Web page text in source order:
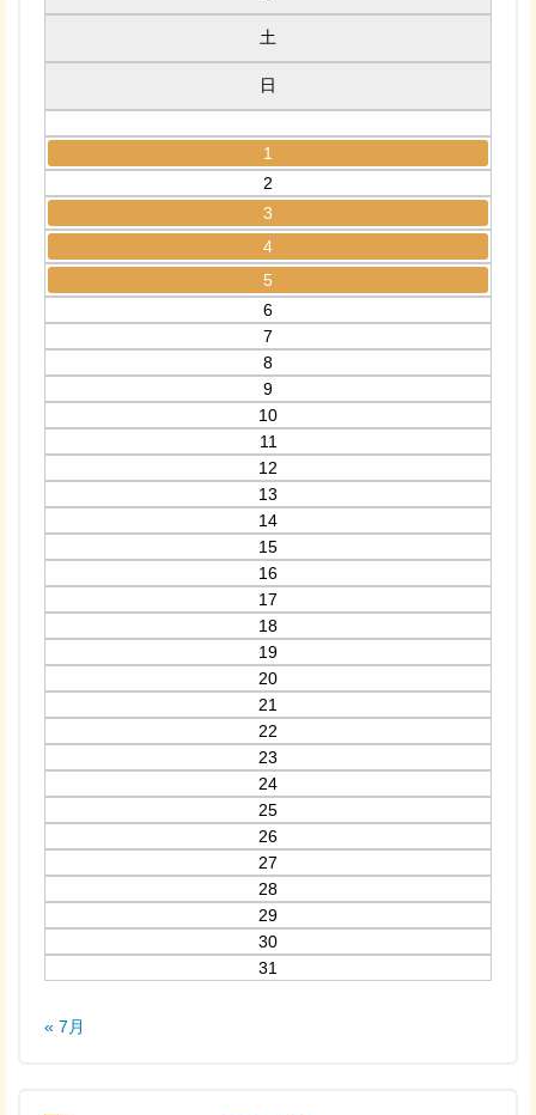
土
日
1
2
3
4
5
6
7
8
9
10
11
12
13
14
15
16
17
18
19
20
21
22
23
24
25
26
27
28
29
30
31
« 7月